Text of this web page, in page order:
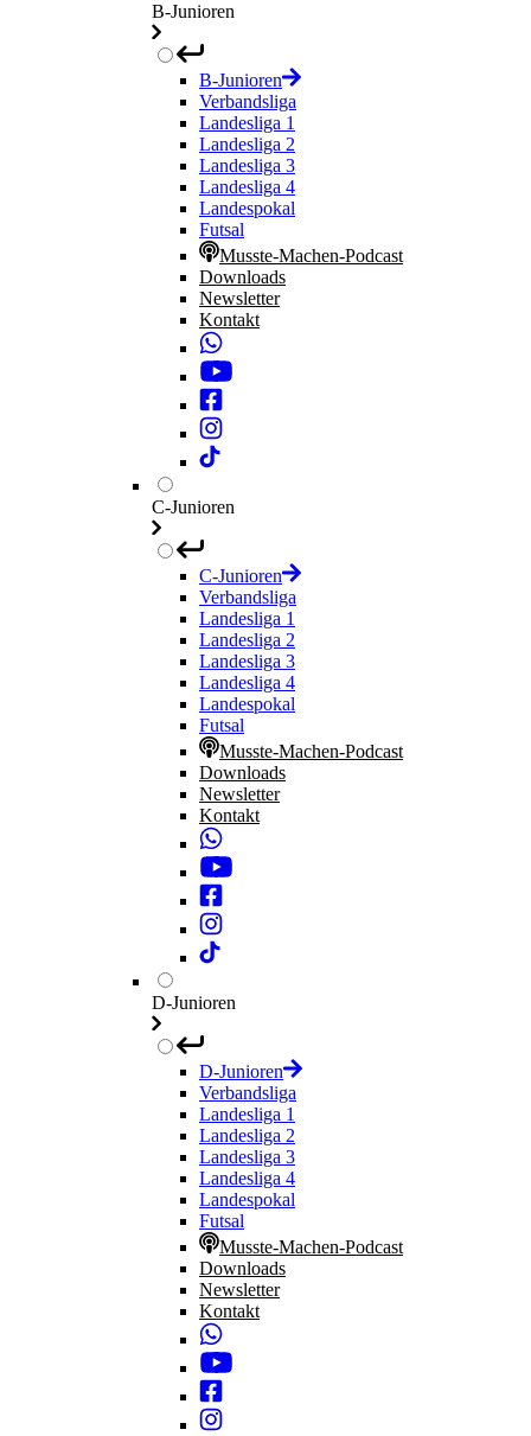
B-Junioren
B-Junioren
Verbandsliga
Landesliga 1
Landesliga 2
Landesliga 3
Landesliga 4
Landespokal
Futsal
Musste-Machen-Podcast
Downloads
Newsletter
Kontakt
C-Junioren
C-Junioren
Verbandsliga
Landesliga 1
Landesliga 2
Landesliga 3
Landesliga 4
Landespokal
Futsal
Musste-Machen-Podcast
Downloads
Newsletter
Kontakt
D-Junioren
D-Junioren
Verbandsliga
Landesliga 1
Landesliga 2
Landesliga 3
Landesliga 4
Landespokal
Futsal
Musste-Machen-Podcast
Downloads
Newsletter
Kontakt